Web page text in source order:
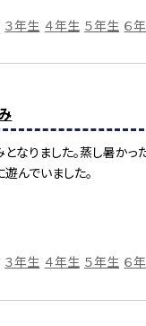
３年生 ４年生 ５年生 ６
なりました。蒸し暑かっ
んでいました。
３年生 ４年生 ５年生 ６